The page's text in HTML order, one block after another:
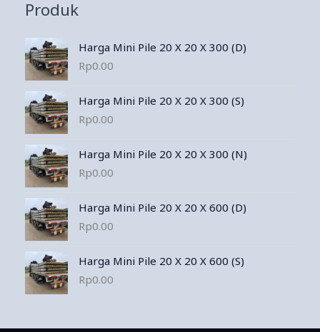
Produk
Harga Mini Pile 20 X 20 X 300 (D)
Rp0.00
Harga Mini Pile 20 X 20 X 300 (S)
Rp0.00
Harga Mini Pile 20 X 20 X 300 (N)
Rp0.00
Harga Mini Pile 20 X 20 X 600 (D)
Rp0.00
Harga Mini Pile 20 X 20 X 600 (S)
Rp0.00